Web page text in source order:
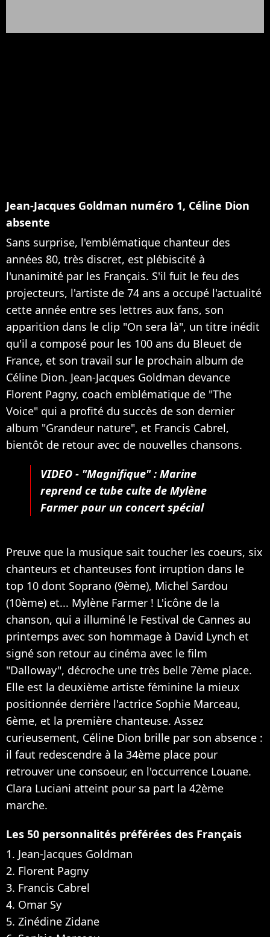
Jean-Jacques Goldman numéro 1, Céline Dion
absente
Sans surprise, l'emblématique chanteur des
années 80, très discret, est plébiscité à
l'unanimité par les Français. S'il fuit le feu des
projecteurs, l'artiste de 74 ans a occupé l'actualité
cette année entre ses lettres aux fans, son
apparition dans le clip "On sera là", un titre inédit
qu'il a composé pour les 100 ans du Bleuet de
France, et son travail sur le prochain album de
Céline Dion. Jean-Jacques Goldman devance
Florent Pagny, coach emblématique de "The
Voice" qui a profité du succès de son dernier
album "Grandeur nature", et Francis Cabrel,
bientôt de retour avec de nouvelles chansons.
VIDEO - "Magnifique" : Marine
reprend ce tube culte de Mylène
Farmer pour un concert spécial
Preuve que la musique sait toucher les coeurs, six
chanteurs et chanteuses font irruption dans le
top 10 dont Soprano (9ème), Michel Sardou
(10ème) et... Mylène Farmer ! L'icône de la
chanson, qui a illuminé le Festival de Cannes au
printemps avec son hommage à David Lynch et
signé son retour au cinéma avec le film
"Dalloway", décroche une très belle 7ème place.
Elle est la deuxième artiste féminine la mieux
positionnée derrière l'actrice Sophie Marceau,
6ème, et la première chanteuse. Assez
curieusement, Céline Dion brille par son absence :
il faut redescendre à la 34ème place pour
retrouver une consoeur, en l'occurrence Louane.
Clara Luciani atteint pour sa part la 42ème
marche.
Les 50 personnalités préférées des Français
1. Jean-Jacques Goldman
2. Florent Pagny
3. Francis Cabrel
4. Omar Sy
5. Zinédine Zidane